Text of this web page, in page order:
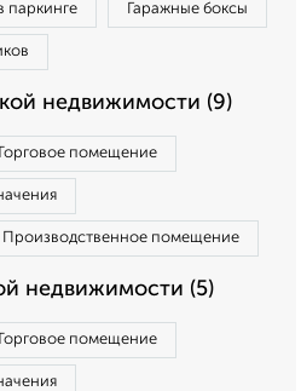
паркинге Гаражные боксы
недвижимости (9)
помещение
Производственное помещение
недвижимости (5)
помещение